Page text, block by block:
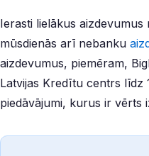
Ierasti lielākus
mūsdienās arī nebanku
aizdevumus, piemēram,
Latvijas Kredītu centrs līdz
piedāvājumi, kurus ir vērts